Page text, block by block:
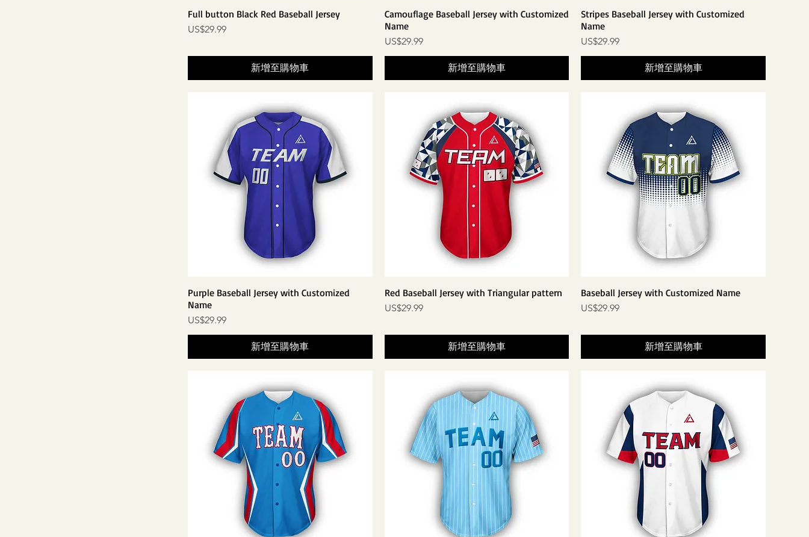
Full button Black Red Baseball Jersey
價格
US$29.99
新增至購物車
Camouflage Baseball Jersey with Customized
Name
價格
US$29.99
新增至購物車
Stripes Baseball Jersey with Customized
Name
價格
US$29.99
新增至購物車
Purple Baseball Jersey with Customized
Name
價格
US$29.99
新增至購物車
Red Baseball Jersey with Triangular pattern
價格
US$29.99
新增至購物車
Baseball Jersey with Customized Name
價格
US$29.99
新增至購物車